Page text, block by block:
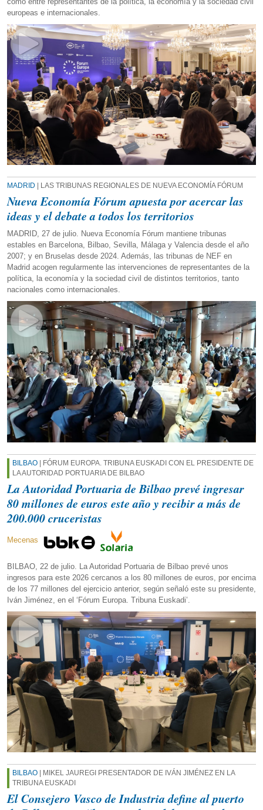
europeas e internacionales.
MADRID | LAS TRIBUNAS REGIONALES DE NUEVA ECONOMÍA FÓRUM
Nueva Economía Fórum apuesta por acercar las
ideas y el debate a todos los territorios
MADRID, 27 de julio. Nueva Economía Fórum mantiene tribunas
estables en Barcelona, Bilbao, Sevilla, Málaga y Valencia desde el año
2007; y en Bruselas desde 2024. Además, las tribunas de NEF en
Madrid acogen regularmente las intervenciones de representantes de la
política, la economía y la sociedad civil de distintos territorios, tanto
nacionales como internacionales.
BILBAO | FÓRUM EUROPA. TRIBUNA EUSKADI CON EL PRESIDENTE DE
LA AUTORIDAD PORTUARIA DE BILBAO
La Autoridad Portuaria de Bilbao prevé ingresar
80 millones de euros este año y recibir a más de
200.000 cruceristas
Mecenas
BILBAO, 22 de julio. La Autoridad Portuaria de Bilbao prevé unos
ingresos para este 2026 cercanos a los 80 millones de euros, por encima
de los 77 millones del ejercicio anterior, según señaló este su presidente,
Iván Jiménez, en el ‘Fórum Europa. Tribuna Euskadi’.
BILBAO | MIKEL JAUREGI PRESENTADOR DE IVÁN JIMÉNEZ EN LA
TRIBUNA EUSKADI
El Consejero Vasco de Industria define al puerto